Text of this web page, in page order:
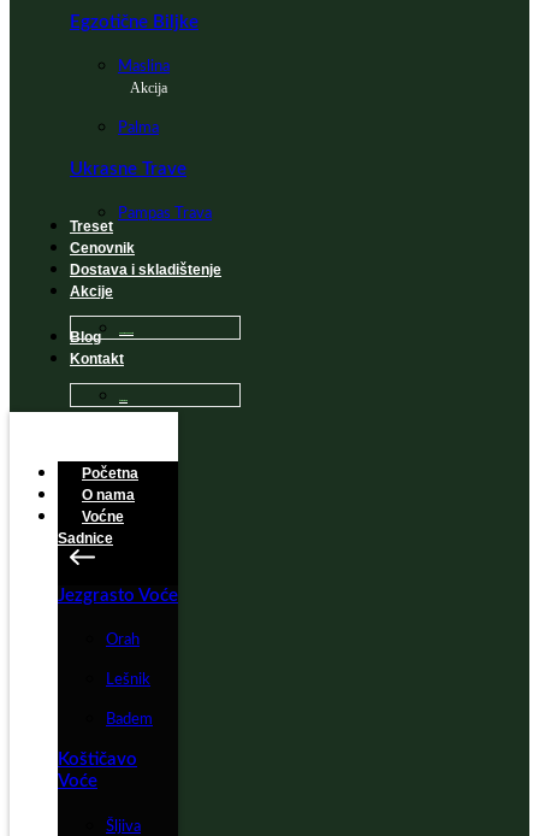
Egzotične Biljke
Maslina
Akcija
Palma
Ukrasne Trave
Pampas Trava
Treset
Cenovnik
Dostava i skladištenje
Akcije
Blog
Kontakt
Početna
O nama
Voćne
Sadnice
Jezgrasto Voće
Orah
Lešnik
Badem
Koštičavo
Voće
Šljiva